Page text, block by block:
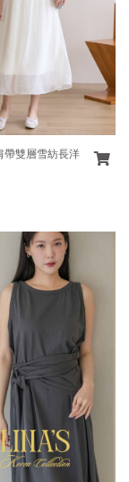
帶雙層雪紡長洋